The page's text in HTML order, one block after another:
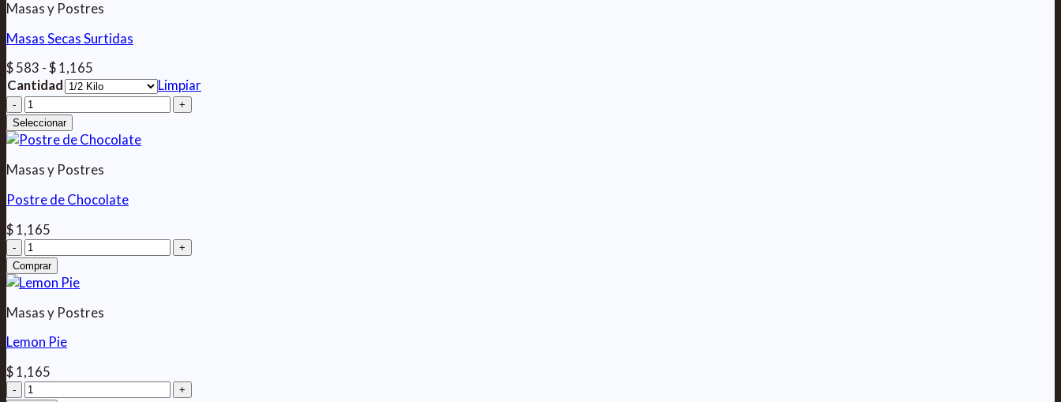
Masas y Postres
Masas Secas Surtidas
$583 -$1,165
de
precios:
desde
$ 583
hasta
$ 1,165
Cantidad
Limpiar
Masas
Secas
Surtidas
Seleccionar
Masas y Postres
Postre de Chocolate
$1,165
Postre
de
Chocolate
cantidad
Comprar
Masas y Postres
Lemon Pie
$1,165
Lemon